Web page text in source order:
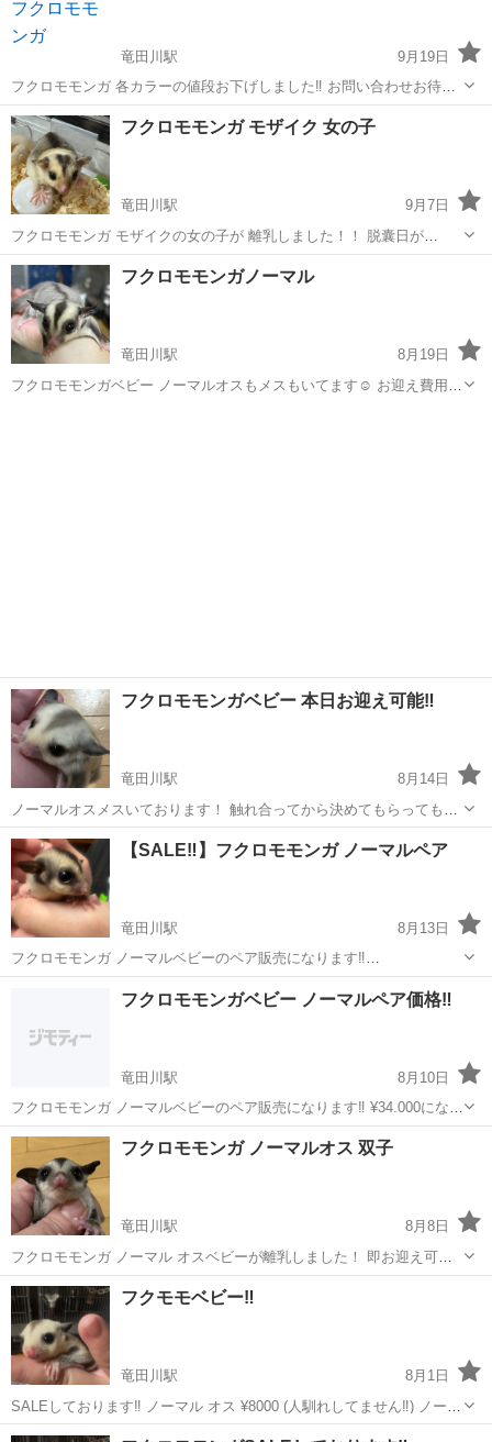
竜田川駅
9月19日
フクロモモンガ 各カラーの値段お下げしました‼️ お問い合わせお待ち
しております！ 本日から日曜日まで限定に致します。 お問い合わせお
待ちしております(*^^*)
奈良 生駒郡 竜田川駅 ペットショップ フクロモモンガ
フクロモモンガ モザイク 女の子
竜田川駅
9月7日
フクロモモンガ モザイクの女の子が 離乳しました！！ 脱囊日が
2025/8/2 ペンギン顔の可愛い女の子です🥰 お問い合わせお待ちしてお
ります！！ 即お迎え可能で本日も対応可能です☺️
奈良 生駒郡 竜田川駅 ペットショップ
フクロモモンガノーマル
竜田川駅
8月19日
フクロモモンガベビー ノーマルオスもメスもいてます☺️ お迎え費用
フクロモモンガベビー 本日お迎え可能‼️
竜田川駅
8月14日
ノーマルオスメスいております！ 触れ合ってから決めてもらっても大
丈夫です！ みんな元気です☺️ お問い合わせお待ちしております🙇‍♀️
奈良 生駒郡 竜田川駅 ペットショップ
【SALE‼️】フクロモモンガ ノーマルペア
竜田川駅
8月13日
フクロモモンガ ノーマルベビーのペア販売になります‼️
¥34.000→¥30.000 明日までのお迎え価格になりますm(_ _)m 本日お迎
えも可能です！ お問い合わせお待ちしております！ 他にもプラチナベ
竜田川駅 ペットショップ フクロモモンガ
フクロモモンガベビー ノーマルペア価格‼️
竜田川駅
8月10日
フクロモモンガ ノーマルベビーのペア販売になります‼️ ¥34.000になり
ますm(_ _)m 本日お迎えも可能です！ お問い合わせお待ちしておりま
す！ 他にもプラチナベビーもいております！ お写真は他投稿に載って
ます！
奈良 生駒郡 竜田川駅 ペットショップ フクロモモンガ
フクロモモンガ ノーマルオス 双子
竜田川駅
8月8日
フクロモモンガ ノーマル オスベビーが離乳しました！ 即お迎え可能
です🔥 ノーマル オス ¥15.000になります お問い合わせお待ちしてお
ります！ ペア組も可能です(*^^*)
奈良 生駒郡 竜田川駅 ペットショップ
フクモモベビー‼️
竜田川駅
8月1日
SALEしております‼️ ノーマル オス ¥8000 (人馴れしてません‼️) ノーマ
ル メス ¥15.000 決まりました✨️ ホワイトフェイス メス 18.000 モザイ
奈良 生駒郡 竜田川駅 ペットショップ